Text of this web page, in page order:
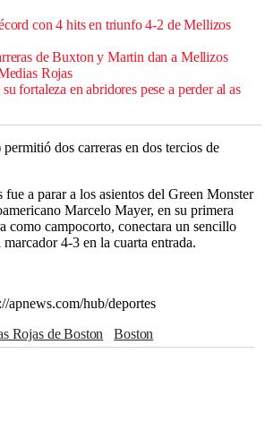
con 4 hits en triunfo 4-2 de Mellizos
de Buxton y Martin dan a Mellizos
Rojas
fortaleza en abridores pese a perder al as
dos carreras en dos tercios de
fue a parar a los asientos del Green Monster
Marcelo Mayer, en su primera
como campocorto, conectara un sencillo
4-3 en la cuarta entrada.
apnews.com/hub/deportes
Rojas de Boston
Boston